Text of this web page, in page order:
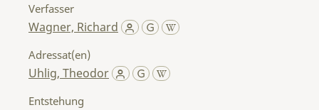
Verfasser
Wagner, Richard
Adressat(en)
Uhlig, Theodor
Entstehung